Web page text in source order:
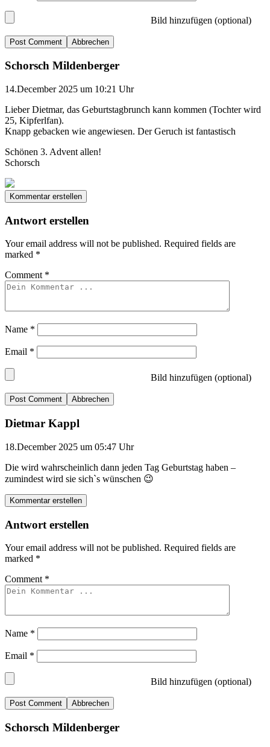
Bild hinzufügen (optional)
Abbrechen
Schorsch Mildenberger
14.December 2025 um 10:21 Uhr
Lieber Dietmar, das Geburtstagbrunch kann kommen (Tochter wird
25, Kipferlfan).
Knapp gebacken wie angewiesen. Der Geruch ist fantastisch
Schönen 3. Advent allen!
Schorsch
Kommentar erstellen
Antwort erstellen
Your email address will not be published. Required fields are
marked *
Comment *
Name *
Email *
Bild hinzufügen (optional)
Abbrechen
Dietmar Kappl
18.December 2025 um 05:47 Uhr
Die wird wahrscheinlich dann jeden Tag Geburtstag haben –
zumindest wird sie sich`s wünschen 😉
Kommentar erstellen
Antwort erstellen
Your email address will not be published. Required fields are
marked *
Comment *
Name *
Email *
Bild hinzufügen (optional)
Abbrechen
Schorsch Mildenberger